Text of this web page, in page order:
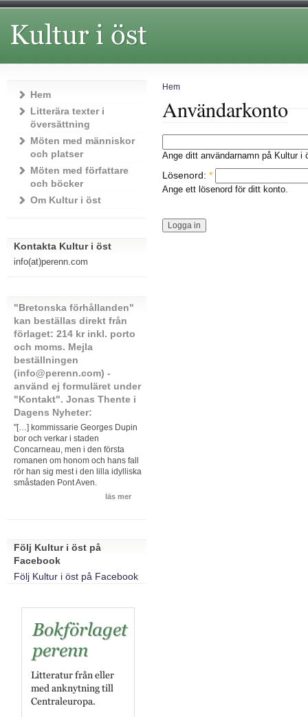
Hem
Användarkonto
Ange ditt användarnamn på Kultur i
Lösenord: *
Ange ett lösenord för ditt konto.
Hem
Litterära texter i
översättning
Möten med människor
och platser
Möten med författare
och böcker
Om Kultur i öst
Kontakta Kultur i öst
info(at)perenn.com
"Bretonska förhållanden"
kan beställas direkt från
förlaget: 214 kr inkl. porto
och moms. Mejla
beställningen
(info@perenn.com) -
använd ej formuläret under
"Kontakt". Jonas Thente i
Dagens Nyheter:
"[…] kommissarie Georges Dupin
bor och verkar i staden
Concarneau, men i den första
romanen om honom och hans fall
rör han sig mest i den lilla idylliska
småstaden Pont Aven.
läs mer
Följ Kultur i öst på
Facebook
Följ Kultur i öst på Facebook